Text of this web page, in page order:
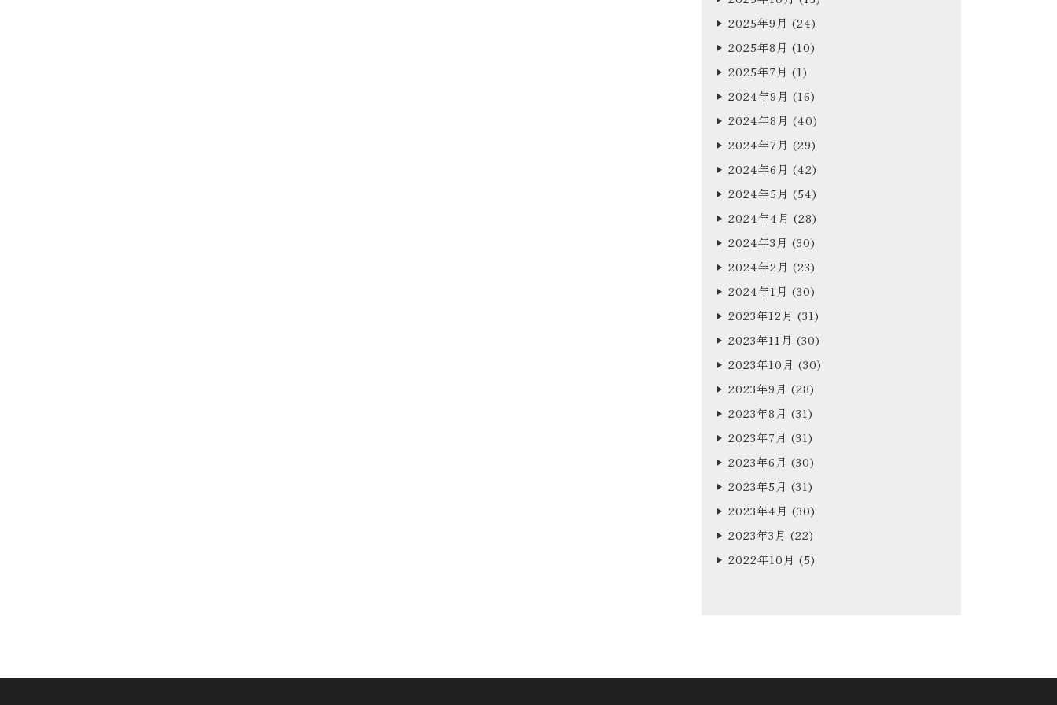
2025年9月 (24)
2025年8月 (10)
2025年7月 (1)
2024年9月 (16)
2024年8月 (40)
2024年7月 (29)
2024年6月 (42)
2024年5月 (54)
2024年4月 (28)
2024年3月 (30)
2024年2月 (23)
2024年1月 (30)
2023年12月 (31)
2023年11月 (30)
2023年10月 (30)
2023年9月 (28)
2023年8月 (31)
2023年7月 (31)
2023年6月 (30)
2023年5月 (31)
2023年4月 (30)
2023年3月 (22)
2022年10月 (5)